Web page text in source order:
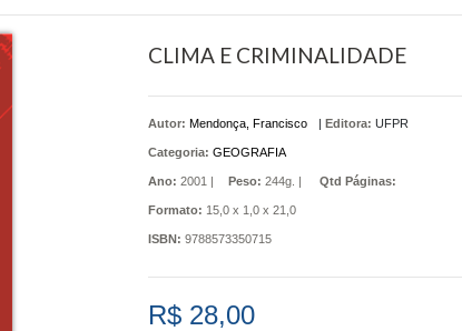
CLIMA E CRIMINALIDADE
Autor: Mendonça, Francisco | Editora: UFPR
Categoria: GEOGRAFIA
Ano: 2001 | Peso: 244g. | Qtd Páginas:
Formato: 15,0 x 1,0 x 21,0
ISBN: 9788573350715
R$ 28,00